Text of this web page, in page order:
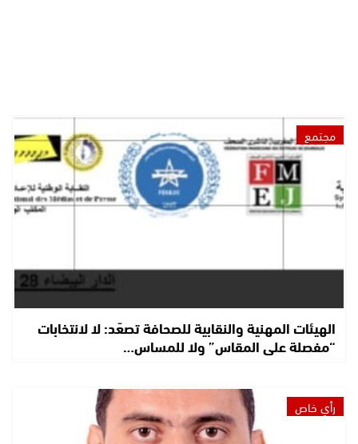
مجتمع
الهيئات المهنية والنقابية للصحافة تصعّد: لا لانتخابات
“مفصلة على المقاس” ولا للمساس…
رأي خاص